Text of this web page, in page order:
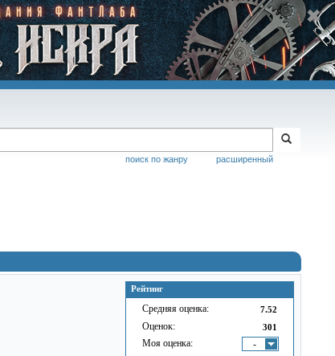
расширенный
поиск по жанру
Рейтинг
Средняя оценка: 7.52
Оценок: 301
Моя оценка: -